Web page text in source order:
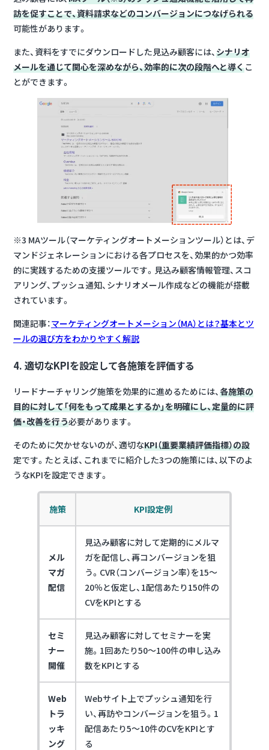
訪を促すことで、資料請求などのコンバージョンにつなげられる
可能性があります。
また、資料をすでにダウンロードした見込み顧客には、 シナリオ
メールを通じて関心を深めながら、効率的に次の段階へと導くこ
とができます。
※3 MAツール（マーケティングオートメーションツール）とは、デ
マンドジェネレーションにおける各プロセスを、効果的かつ効率
的に実践するための支援ツールです。見込み顧客情報管理、スコ
アリング、プッシュ通知、シナリオメール作成などの機能が搭載
されています。
関連記事：マーケティングオートメーション（MA）とは？基本とツ
ールの選び方をわかりやすく解説
4. 適切なKPIを設定して各施策を評価する
リードナーチャリング施策を効果的に進めるためには、 各施策の
目的に対して「何をもって成果とするか」を明確にし、定量的に評
価・改善を行う必要があります。
そのために欠かせないのが、適切なKPI（重要業績評価指標）の設
定です。たとえば、これまでに紹介した3つの施策には、以下のよ
うなKPIを設定できます。
施策 KPI設定例
メル
マガ
配信
見込み顧客に対して定期的にメルマ
ガを配信し、再コンバージョンを狙
う。CVR（コンバージョン率）を15〜
20％と仮定し、1配信あたり150件の
CVをKPIとする
セミ
ナー
開催
見込み顧客に対してセミナーを実
施。1回あたり50〜100件の申し込み
数をKPIとする
Web
トラ
ッキ
ング
Webサイト上でプッシュ通知を行
い、再訪やコンバージョンを狙う。1
配信あたり5〜10件のCVをKPIとす
る